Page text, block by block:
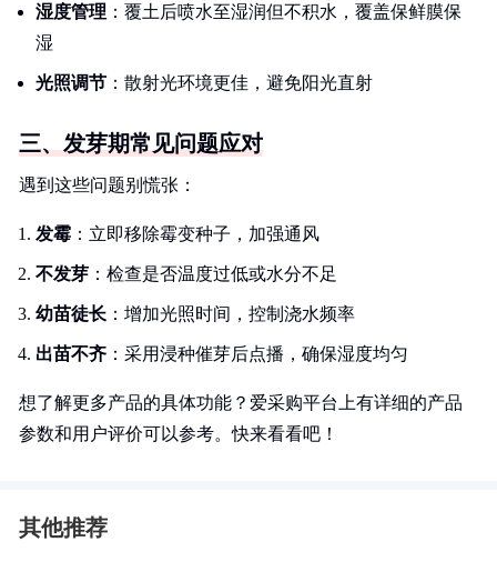
湿度管理 ：覆土后喷水至湿润但不积水，覆盖保鲜膜保
湿
光照调节 ：散射光环境更佳，避免阳光直射
三、发芽期常见问题应对
遇到这些问题别慌张：
发霉 ：立即移除霉变种子，加强通风
不发芽 ：检查是否温度过低或水分不足
幼苗徒长 ：增加光照时间，控制浇水频率
出苗不齐 ：采用浸种催芽后点播，确保湿度均匀
想了解更多产品的具体功能？爱采购平台上有详细的产品
参数和用户评价可以参考。快来看看吧！
其他推荐